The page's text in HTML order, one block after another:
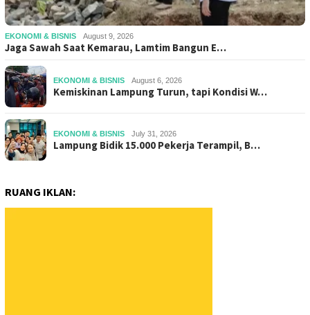
EKONOMI & BISNIS August 9, 2026
Jaga Sawah Saat Kemarau, Lamtim Bangun E…
EKONOMI & BISNIS August 6, 2026
Kemiskinan Lampung Turun, tapi Kondisi W…
EKONOMI & BISNIS July 31, 2026
Lampung Bidik 15.000 Pekerja Terampil, B…
RUANG IKLAN: